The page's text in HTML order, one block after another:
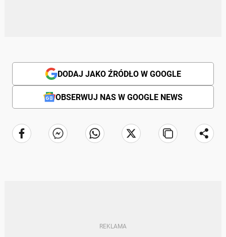
DODAJ JAKO ŹRÓDŁO W GOOGLE
OBSERWUJ NAS W GOOGLE NEWS